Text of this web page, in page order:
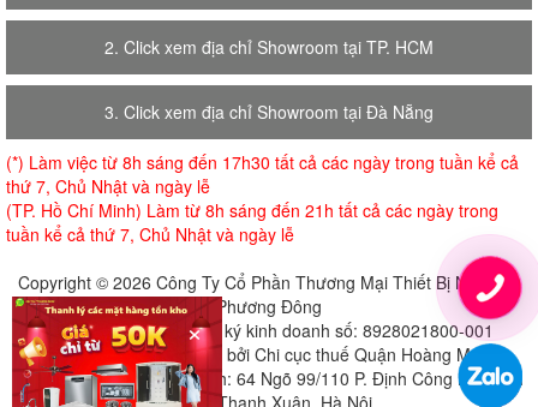
2. Click xem địa chỉ Showroom tại TP. HCM
3. Click xem địa chỉ Showroom tại Đà Nẵng
(*) Làm việc từ 8h sáng đến 17h30 tất cả các ngày trong tuần kể cả
thứ 7, Chủ Nhật và ngày lễ
(TP. Hồ Chí Minh) Làm từ 8h sáng đến 21h tất cả các ngày trong
tuần kể cả thứ 7, Chủ Nhật và ngày lễ
Copyright © 2026 Công Ty Cổ Phần Thương Mại Thiết Bị Nội Thất
Phương Đông
Giấy chứng nhận đăng ký kinh doanh số: 8928021800-001
Cấp ngày 18-07-2018 bởi Chi cục thuế Quận Hoàng Mai
Địa chỉ đăng ký trụ sở chính: 64 Ngõ 99/110 P. Định Công Hạ, Định
×